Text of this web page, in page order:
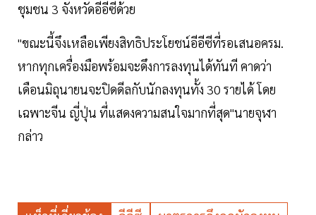
ชุมชน 3 จังหวัดอีอีซีด้วย
"ขณะนี้จึงเหลือเพียงสิทธิประโยชน์อีอีซีที่รอเสนอครม.
หากทุกเครื่องมือพร้อมจะดึงการลงทุนได้ทันที คาดว่า
เดือนมิถุนายนจะปิดดีลกับนักลงทุนทั้ง 30 รายได้ โดย
เฉพาะจีน ญี่ปุ่น ที่แสดงความสนใจมากที่สุด"นายจุฬา
กล่าว